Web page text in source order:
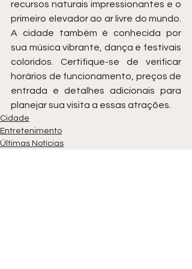
recursos naturais impressionantes e o
primeiro elevador ao ar livre do mundo.
A cidade também é conhecida por
sua música vibrante, dança e festivais
coloridos. Certifique-se de verificar
horários de funcionamento, preços de
entrada e detalhes adicionais para
planejar sua visita a essas atrações.
Cidade
Entretenimento
Últimas Notícias